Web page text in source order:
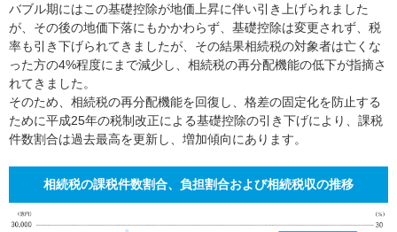
バブル期にはこの基礎控除が地価上昇に伴い引き上げられました
が、その後の地価下落にもかかわらず、基礎控除は変更されず、税
率も引き下げられてきましたが、その結果相続税の対象者は亡くな
った方の4%程度にまで減少し、相続税の再分配機能の低下が指摘さ
れてきました。
そのため、相続税の再分配機能を回復し、格差の固定化を防止する
ために平成25年の税制改正による基礎控除の引き下げにより、課税
件数割合は過去最高を更新し、増加傾向にあります。
相続税の課税件数割合、負担割合および相続税収の推移